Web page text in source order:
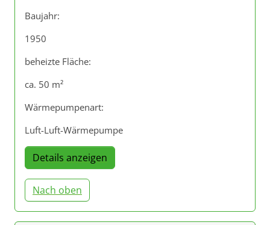
Baujahr:
1950
beheizte Fläche:
ca. 50 m²
Wärmepumpenart:
Luft-Luft-Wärmepumpe
Details anzeigen
Nach oben